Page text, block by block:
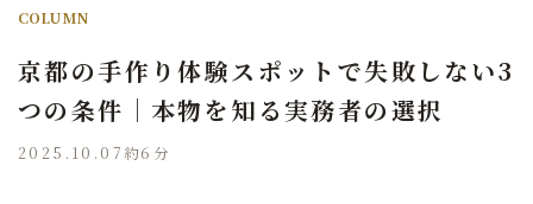
COLUMN
京都の手作り体験スポットで失敗しない3
つの条件｜本物を知る実務者の選択
2025.10.07 約6分